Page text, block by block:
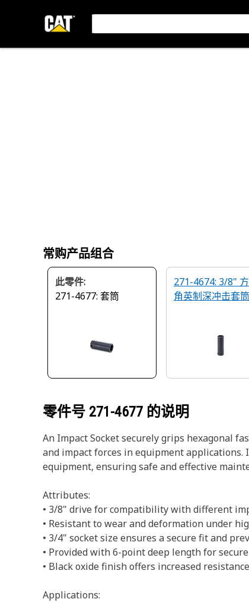
常购产品组合
此零件:
271-4677: 套筒
271-4674: 3/8"
角英制深冲击套筒
零件号 271-4677 的说明
An Impact Socket securely grips hexagonal
and impact forces in equipment
equipment, ensuring safe and effective
Attributes:
• 3/8" drive for compatibility with different
• Resistant to wear and deformation under
• 3/4" socket size ensures a secure fit and
• Provided with 6-point deep length for
• Black oxide finish offers increased
Applications: